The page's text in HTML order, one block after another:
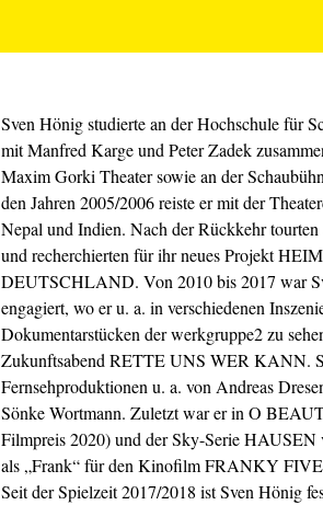
Sven Hönig studierte an der Hochschule für
mit Manfred Karge und Peter Zadek
Maxim Gorki Theater sowie an der
den Jahren 2005/2006 reiste er mit der
Nepal und Indien. Nach der Rückkehr
und recherchierten für ihr neues Projekt
DEUTSCHLAND. Von 2010 bis 2017 war
engagiert, wo er u. a. in verschiedenen
Dokumentarstücken der werkgruppe2 zu
Zukunftsabend RETTE UNS WER KANN.
Fernsehproduktionen u. a. von Andreas
Sönke Wortmann. Zuletzt war er in O
Filmpreis 2020) und der Sky-Serie HAUSEN
als „Frank“ für den Kinofilm FRANKY
Seit der Spielzeit 2017/2018 ist Sven Hönig